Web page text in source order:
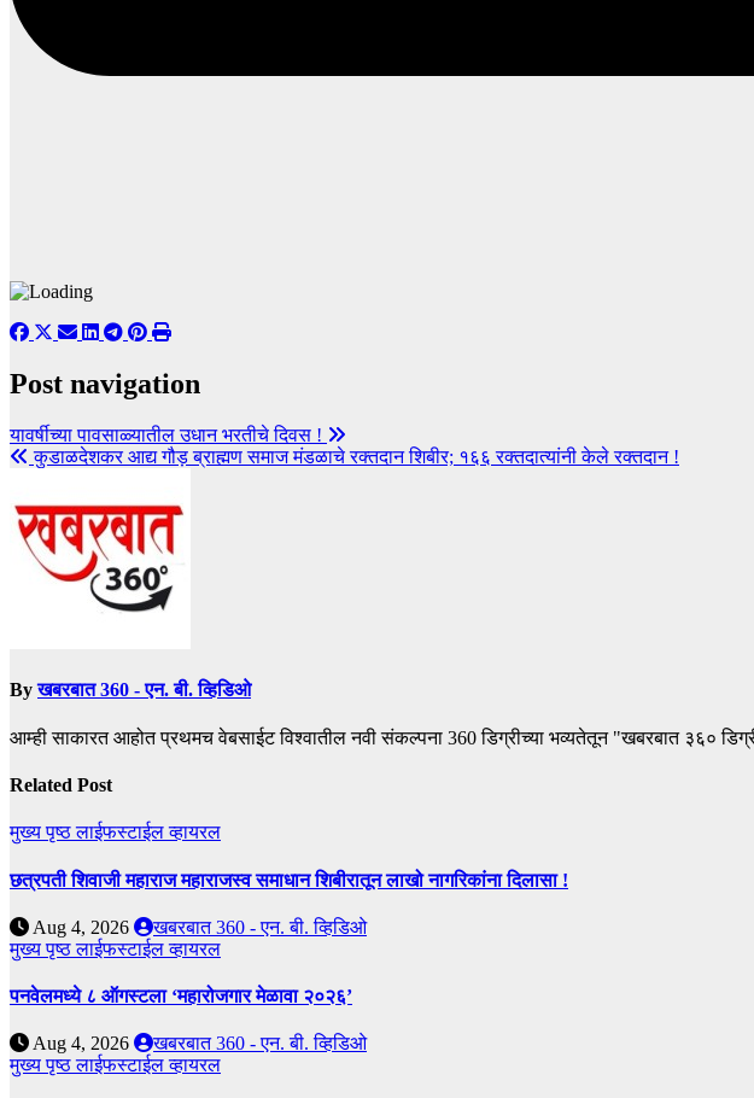
Post navigation
यावर्षीच्या पावसाळ्यातील उधान भरतीचे दिवस !
कुडाळदेशकर आद्य गौड़ ब्राह्मण समाज मंडळाचे रक्तदान शिबीर; १६६ रक्तदात्यांनी केले रक्तदान !
Byखबरबात 360 - एन. बी. व्हिडिओ
आम्ही साकारत आहोत प्रथमच वेबसाईट विश्वातील नवी संकल्पना 360 डिग्रीच्या भव्यतेतून "खबरबात ३६०
Related Post
मुख्य पृष्ठलाईफस्टाईलव्हायरल
छत्रपती शिवाजी महाराज महाराजस्व समाधान शिबीरातून लाखो नागरिकांना दिलासा !
Aug 4, 2026
खबरबात 360 - एन. बी. व्हिडिओ
मुख्य पृष्ठलाईफस्टाईलव्हायरल
पनवेलमध्ये ८ ऑगस्टला ‘महारोजगार मेळावा २०२६’
Aug 4, 2026
खबरबात 360 - एन. बी. व्हिडिओ
मुख्य पृष्ठलाईफस्टाईलव्हायरल